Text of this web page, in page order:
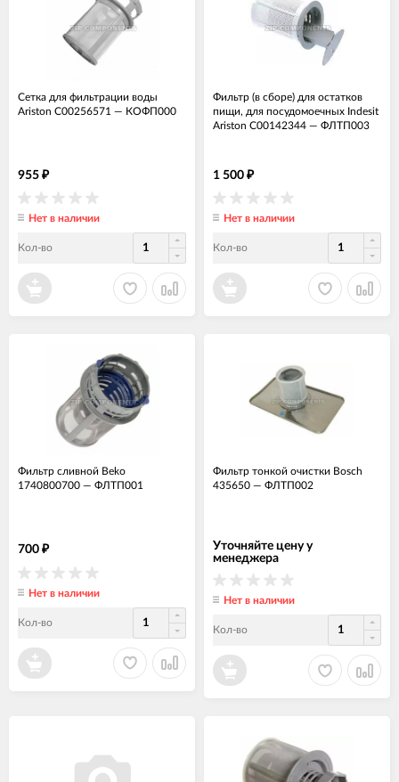
Сетка для фильтрации воды
Ariston C00256571 — КОФП000
955 ₽
Нет в наличии
Кол-во
Фильтр (в сборе) для остатков
пищи, для посудомоечных Indesit
Ariston C00142344 — ФЛТП003
1 500 ₽
Нет в наличии
Кол-во
Фильтр сливной Beko
1740800700 — ФЛТП001
700 ₽
Нет в наличии
Кол-во
Фильтр тонкой очистки Bosch
435650 — ФЛТП002
Уточняйте цену у
менеджера
Нет в наличии
Кол-во